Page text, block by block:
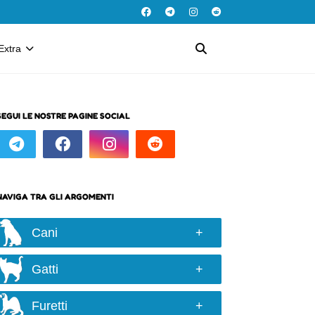
LE NOSTRE PAGINE SOCIAL
TRA GLI ARGOMENTI
Cani
Razze e taglie
Scelta del cane
Alimentazione
Gatti
Razze
Furetti